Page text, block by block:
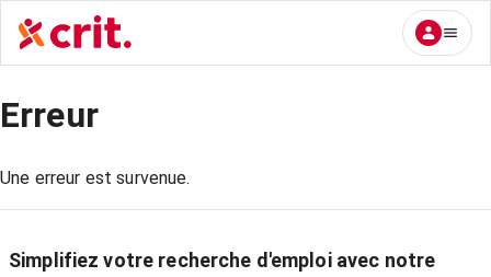
Erreur
Une erreur est survenue.
Simplifiez votre recherche d'emploi avec notre